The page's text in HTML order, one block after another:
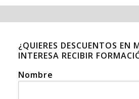
¿QUIERES DESCUENTOS EN
INTERESA RECIBIR
Nombre